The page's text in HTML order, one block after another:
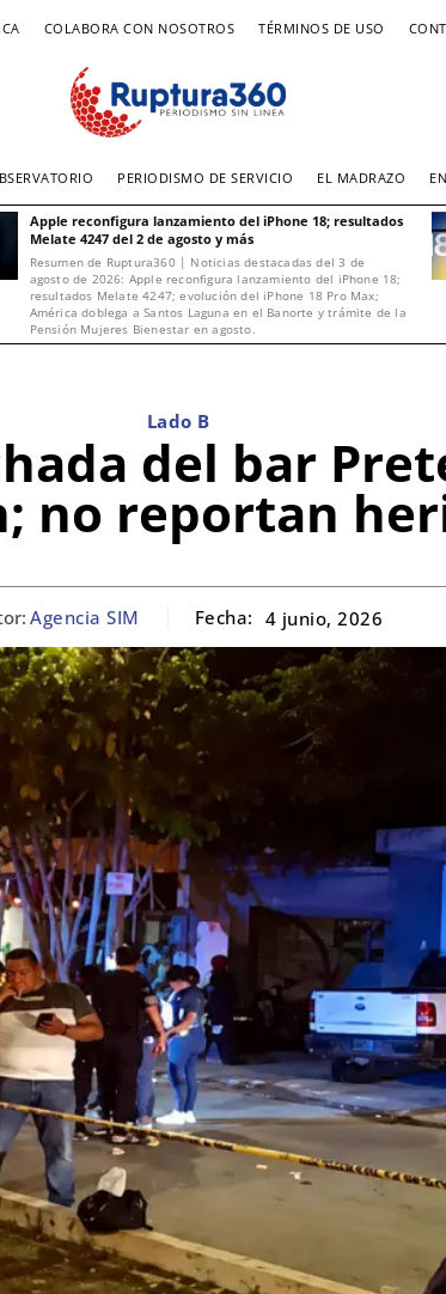
COLABORA CON NOSOTROS TÉRMINOS DE USO
PERIODISMO DE SERVICIO EL MADRAZO
Apple reconfigura lanzamiento del iPhone 18; resultados
Melate 4247 del 2 de agosto y más
Resumen de Ruptura360 | Noticias destacadas del 3 de
agosto de 2026: Apple reconfigura lanzamiento del iPhone 18;
resultados Melate 4247; evolución del iPhone 18 Pro Max;
América doblega a Santos Laguna en el Banorte y trámite de la
Pensión Mujeres Bienestar en agosto.
Lado B
del bar
no reportan
Agencia SIM Fecha: 4 junio, 2026